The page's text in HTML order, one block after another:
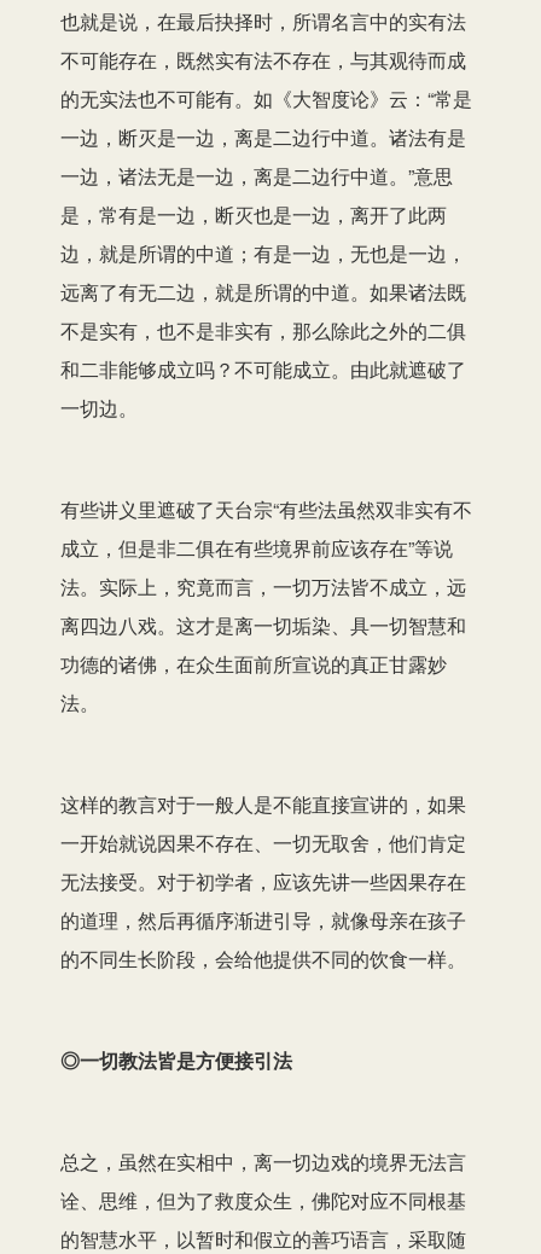
也就是说，在最后抉择时，所谓名言中的实有法
不可能存在，既然实有法不存在，与其观待而成
的无实法也不可能有。如《大智度论》云：“常是
一边，断灭是一边，离是二边行中道。诸法有是
一边，诸法无是一边，离是二边行中道。”意思
是，常有是一边，断灭也是一边，离开了此两
边，就是所谓的中道；有是一边，无也是一边，
远离了有无二边，就是所谓的中道。如果诸法既
不是实有，也不是非实有，那么除此之外的二俱
和二非能够成立吗？不可能成立。由此就遮破了
一切边。
有些讲义里遮破了天台宗“有些法虽然双非实有不
成立，但是非二俱在有些境界前应该存在”等说
法。实际上，究竟而言，一切万法皆不成立，远
离四边八戏。这才是离一切垢染、具一切智慧和
功德的诸佛，在众生面前所宣说的真正甘露妙
法。
这样的教言对于一般人是不能直接宣讲的，如果
一开始就说因果不存在、一切无取舍，他们肯定
无法接受。对于初学者，应该先讲一些因果存在
的道理，然后再循序渐进引导，就像母亲在孩子
的不同生长阶段，会给他提供不同的饮食一样。
◎一切教法皆是方便接引法
总之，虽然在实相中，离一切边戏的境界无法言
诠、思维，但为了救度众生，佛陀对应不同根基
的智慧水平，以暂时和假立的善巧语言，采取随